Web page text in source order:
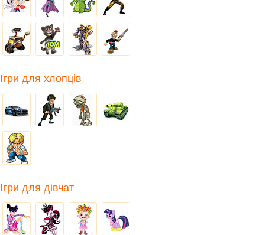
Ігри для хлопців
Ігри для дівчат